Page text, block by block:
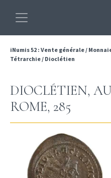
iNumis 52 : Vente générale/
Tétrarchie/ Dioclétien
DIOCLÉTIEN,
ROME, 285